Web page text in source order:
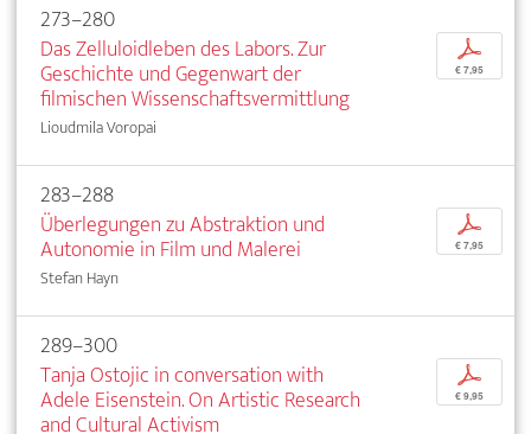
273–280
Das Zelluloidleben des Labors. Zur
Geschichte und Gegenwart der
filmischen Wissenschaftsvermittlung
Lioudmila Voropai
p
€ 7,95
283–288
Überlegungen zu Abstraktion und
Autonomie in Film und Malerei
Stefan Hayn
p
€ 7,95
289–300
Tanja Ostojic in conversation with
Adele Eisenstein. On Artistic Research
and Cultural Activism
p
€ 9,95